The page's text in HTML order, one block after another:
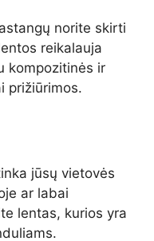
norite skirti
reikalauja
kompozitinės ir
prižiūrimos.
jūsų vietovės
ar labai
lentas, kurios yra